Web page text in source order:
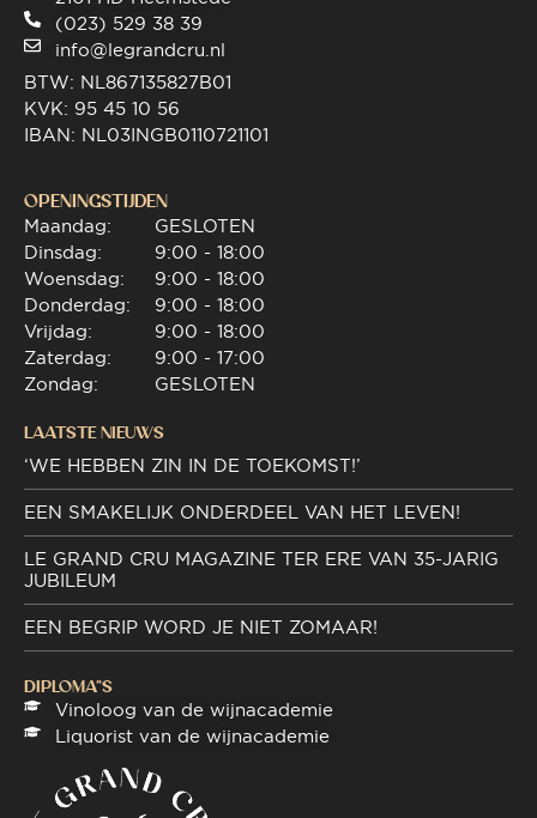
(023) 529 38 39
info@legrandcru.nl
BTW: NL867135827B01
KVK: 95 45 10 56
IBAN: NL03INGB0110721101
OPENINGSTIJDEN
Maandag:
Dinsdag:
Woensdag:
Donderdag:
Vrijdag:
Zaterdag:
Zondag:
GESLOTEN
9:00 - 18:00
9:00 - 18:00
9:00 - 18:00
9:00 - 18:00
9:00 - 17:00
GESLOTEN
LAATSTE NIEUWS
‘WE HEBBEN ZIN IN DE TOEKOMST!’
EEN SMAKELIJK ONDERDEEL VAN HET LEVEN!
LE GRAND CRU MAGAZINE TER ERE VAN 35-JARIG
JUBILEUM
EEN BEGRIP WORD JE NIET ZOMAAR!
DIPLOMA"S
Vinoloog van de wijnacademie
Liquorist van de wijnacademie